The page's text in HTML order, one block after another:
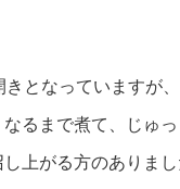
きとなっていますが
るまで煮て、じゅ
上がる方のありまし